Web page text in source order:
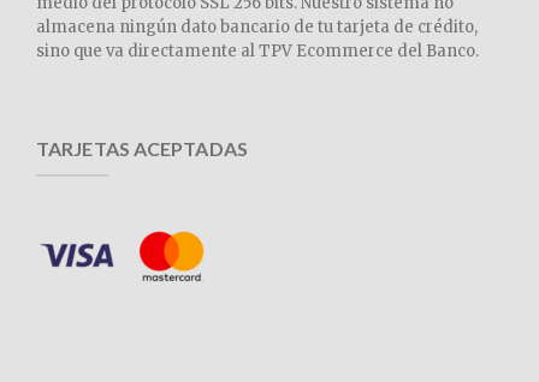
almacena ningún dato bancario de tu tarjeta de crédito,
sino que va directamente al TPV Ecommerce del Banco.
TARJETAS ACEPTADAS